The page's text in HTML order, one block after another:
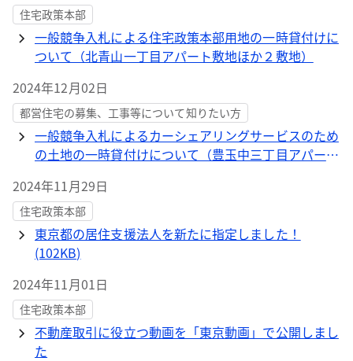
住宅政策本部
一般競争入札による住宅政策本部用地の一時貸付けに
ついて（北青山一丁目アパート敷地ほか２敷地）
2024年12月02日
都営住宅の募集、工事等について知りたい方
一般競争入札によるカーシェアリングサービスのため
の土地の一時貸付けについて（豊玉中三丁目アパート
2024年11月29日
住宅政策本部
東京都の居住支援法人を新たに指定しました！
(102KB)
2024年11月01日
住宅政策本部
不動産取引に役立つ動画を「東京動画」で公開しまし
た